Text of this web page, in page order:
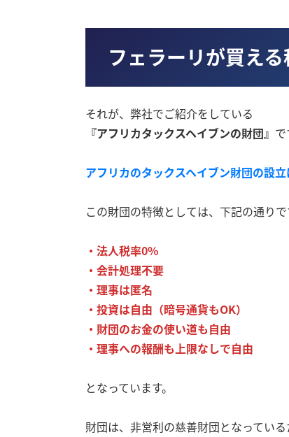
フェラーリが買え
それが、弊社でご紹介をしている
『アフリカタックスヘイブンの財団』 で
アフリカのタックスヘイブン財団の設
この財団の特徴としては、下記の通りで
・法人税率0%
・会計処理不要
・理事は匿名
・投資は自由（暗号通貨もOK）
・財団のお金の使い道も自由
・理事への報酬も上限なしで自由
となっています。
財団は、非営利の慈善財団となっている